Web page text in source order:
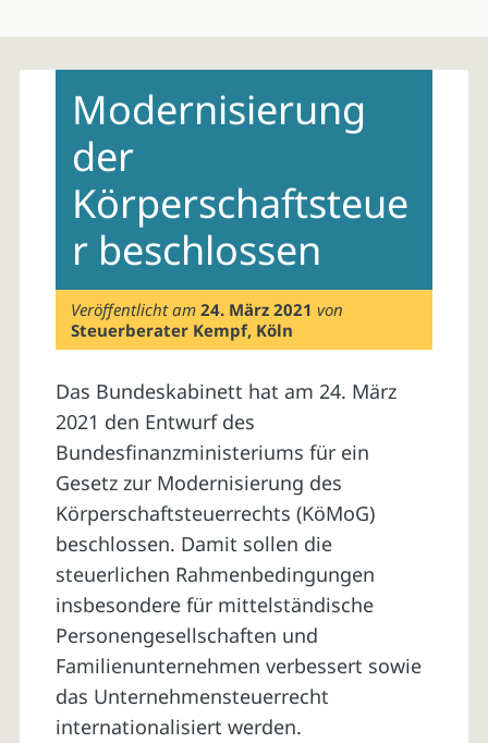
contentModernisierung
der
Körperschaftsteue
r beschlossen
Veröffentlicht am24. März 2021 von
Steuerberater Kempf, Köln
Das Bundeskabinett hat am 24. März
2021 den Entwurf des
Bundesfinanzministeriums für ein
Gesetz zur Modernisierung des
Körperschaftsteuerrechts (KöMoG)
beschlossen. Damit sollen die
steuerlichen Rahmenbedingungen
insbesondere für mittelständische
Personengesellschaften und
Familienunternehmen verbessert sowie
das Unternehmensteuerrecht
internationalisiert werden.